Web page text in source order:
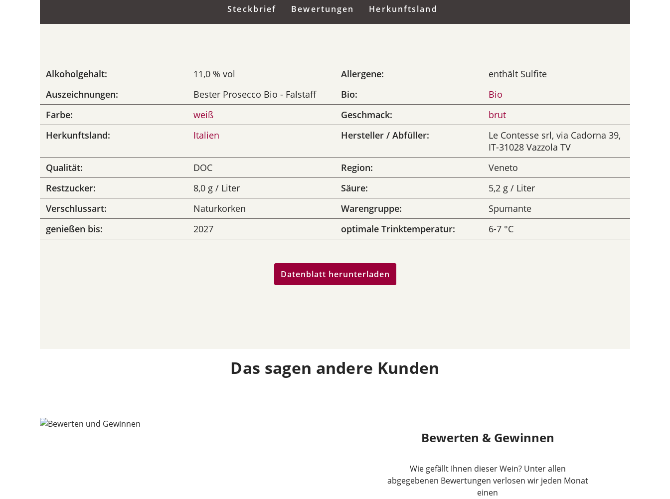
Steckbrief Bewertungen Herkunftsland
Alkoholgehalt: 11,0 % vol Allergene:
enthält Sulfite
Auszeichnungen:
Bester Prosecco Bio - Falstaff Bio:
Bio
Farbe:
weiß Geschmack:
brut
Herkunftsland:
Italien Hersteller / Abfüller:
Le Contesse srl, via Cadorna 39,
IT-31028 Vazzola TV
Qualität:
DOC Region:
Veneto
Restzucker:
8,0 g / Liter Säure:
5,2 g / Liter
Verschlussart:
Naturkorken Warengruppe:
Spumante
genießen bis:
2027 optimale Trinktemperatur: 6-7 °C
Datenblatt herunterladen
Das sagen andere Kunden
Bewerten & Gewinnen
Wie gefällt Ihnen dieser Wein? Unter allen
abgegebenen Bewertungen verlosen wir jeden Monat
einen